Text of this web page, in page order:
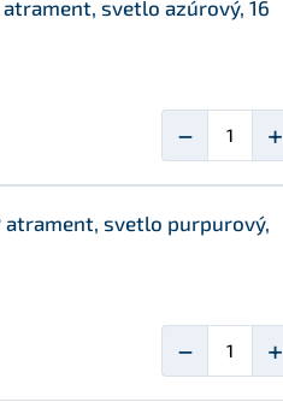
atrament, svetlo azúrový, 16
− +
atrament, svetlo purpurový,
− +